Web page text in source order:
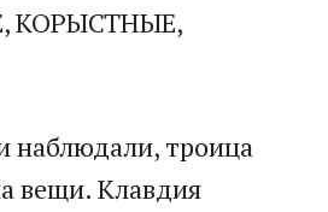
КОРЫСТНЫЕ,
наблюдали, троица
вещи. Клавдия